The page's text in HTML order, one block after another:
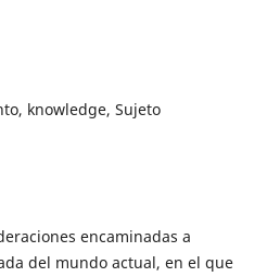
knowledge, Sujeto
encaminadas a
del mundo actual, en el que